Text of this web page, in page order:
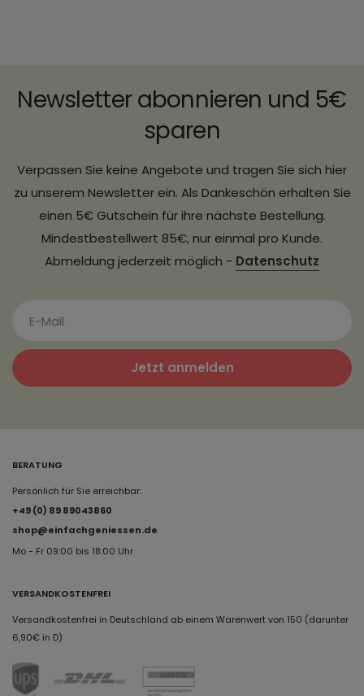
Newsletter abonnieren und 5€
sparen
Verpassen Sie keine Angebote und tragen Sie sich hier
zu unserem Newsletter ein. Als Dankeschön erhalten Sie
einen 5€ Gutschein für ihre nächste Bestellung.
Mindestbestellwert 85€, nur einmal pro Kunde.
Abmeldung jederzeit möglich - Datenschutz
Jetzt anmelden
BERATUNG
Persönlich für Sie erreichbar:
+49 (0) 89 89043860
shop@einfachgeniessen.de
Mo - Fr 09:00 bis 18:00 Uhr
VERSANDKOSTENFREI
Versandkostenfrei in Deutschland ab einem Warenwert von 150 (darunter
6,90€ in D)